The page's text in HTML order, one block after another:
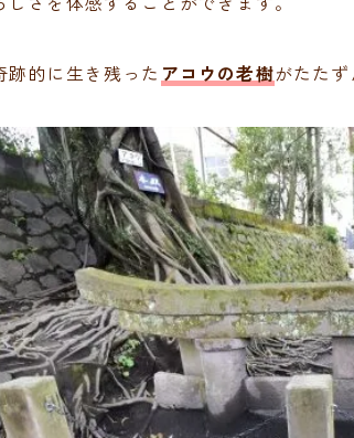
跡的に生き残った アコウの老樹がたたず